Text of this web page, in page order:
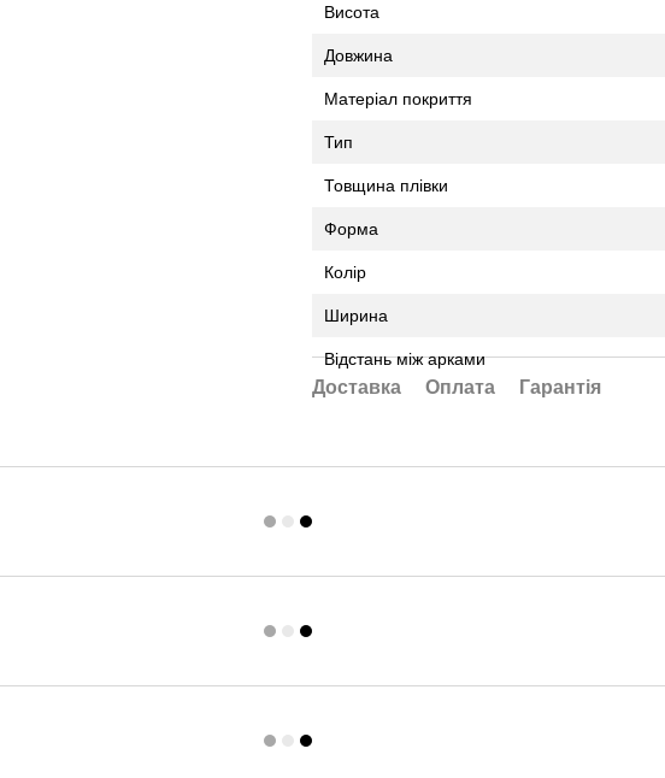
Висота
Довжина
Матеріал покриття
Тип
Товщина плівки
Форма
Колір
Ширина
Відстань між арками
Доставка Оплата Гарантія